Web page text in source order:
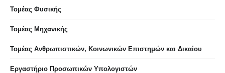
Τομέας Φυσικής
Τομέας Μηχανικής
Τομέας Ανθρωπιστικών, Κοινωνικών Επιστημών και Δικαίου
Eργαστήριo Προσωπικών Υπολογιστών